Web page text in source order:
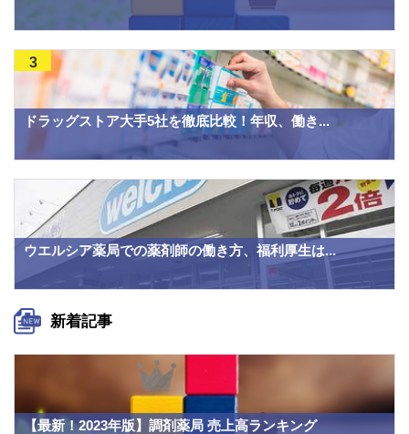
ドラッグストア大手5社を徹底比較！年収、働き...
3
ウエルシア薬局での薬剤師の働き方、福利厚生は...
新着記事
【最新！2023年版】調剤薬局 売上高ランキング